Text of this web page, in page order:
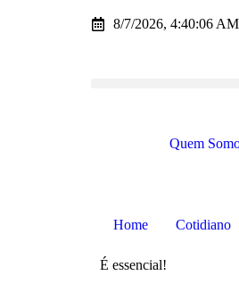
8/7/2026, 4:40:06 AM
Quem
Home Cotidiano
É essencial!